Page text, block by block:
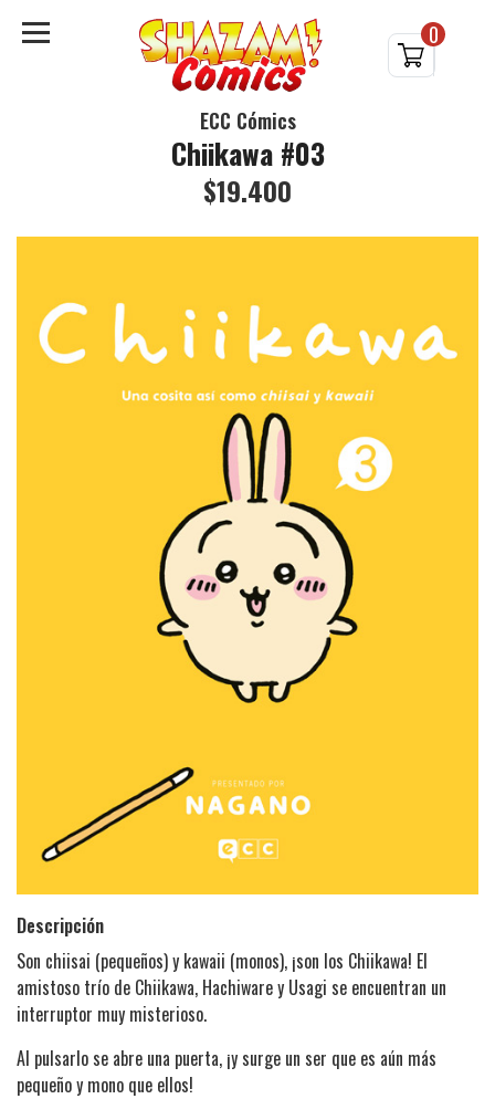
0
ECC Cómics
Chiikawa #03
$19.400
Descripción
Son chiisai (pequeños) y kawaii (monos), ¡son los Chiikawa! El
amistoso trío de Chiikawa, Hachiware y Usagi se encuentran un
interruptor muy misterioso.
Al pulsarlo se abre una puerta, ¡y surge un ser que es aún más
pequeño y mono que ellos!